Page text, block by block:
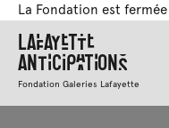
La Fondation est
Lafayette
Anticipations
Fondation Galeries Lafayette